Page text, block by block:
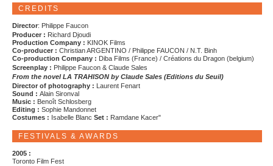
CREDITS
Director: Philippe Faucon
Producer : Richard Djoudi
Production Company : KINOK Films
Co-producer : Christian ARGENTINO / Philippe FAUCON / N.T. Binh
Co-production Company : Diba Films (France) / Créations du Dragon (belgium)
Screenplay : Philippe Faucon & Claude Sales
From the novel LA TRAHISON by Claude Sales (Editions du Seuil)
Director of photography : Laurent Fenart
Sound : Alain Sironval
Music : Benoît Schlosberg
Editing : Sophie Mandonnet
Costumes : Isabelle Blanc Set : Ramdane Kacer"
FESTIVALS & AWARDS
2005 :
Toronto Film Fest